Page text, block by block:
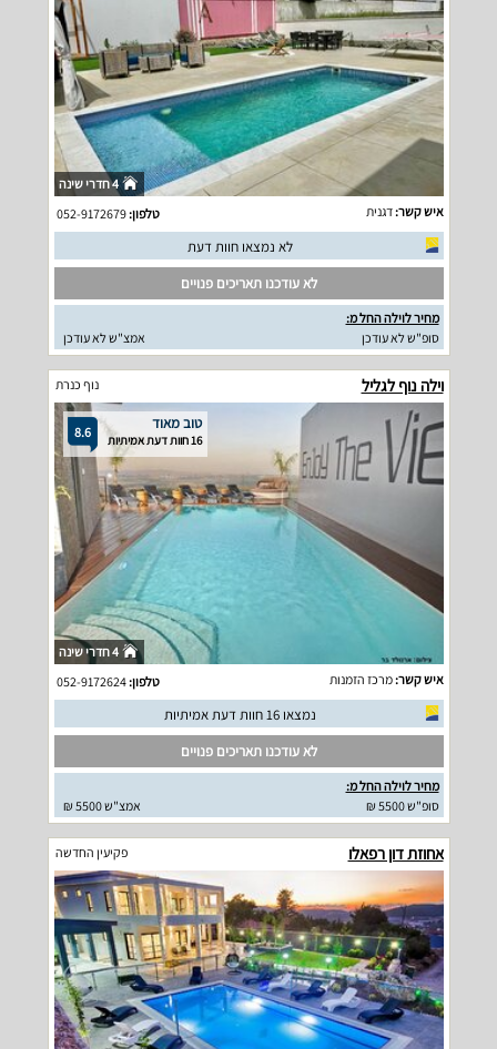
4 חדרי שינה
איש קשר:דגנית טלפון:052-9172679
לא נמצאו חוות דעת
לא עודכנו תאריכים פנויים
מחיר לוילה החל מ:
סופ"ש לא עודכן
אמצ"ש לא עודכן
וילה נוף לגליל נוף כנרת
8.6 טוב מאוד
16 חוות דעת אמיתיות
4 חדרי שינה
איש קשר:מרכז הזמנות טלפון:052-9172624
נמצאו 16 חוות דעת אמיתיות
לא עודכנו תאריכים פנויים
מחיר לוילה החל מ:
סופ"ש 5500 ₪
אמצ"ש 5500 ₪
אחוזת דון רפאלו פקיעין החדשה